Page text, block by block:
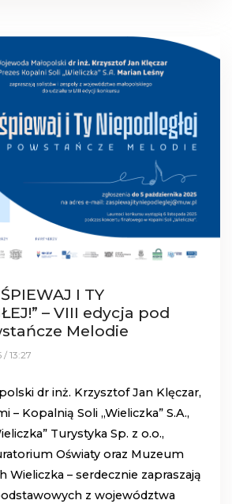
I TY
– VIII edycja pod
Melodie
13:27
dr inż. Krzysztof Jan Klęczar,
– Kopalnią Soli „Wieliczka” S.A.,
Turystyka Sp. z o.o.,
Oświaty oraz Muzeum
Wieliczka – serdecznie zapraszają
z województwa